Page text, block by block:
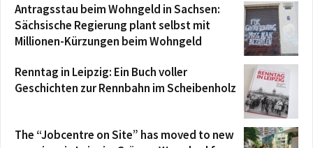
Antragsstau beim Wohngeld in Sachsen:
Sächsische Regierung plant selbst mit
Millionen-Kürzungen beim Wohngeld
Renntag in Leipzig: Ein Buch voller
Geschichten zur Rennbahn im Scheibenholz
The “Jobcentre on Site” has moved to new